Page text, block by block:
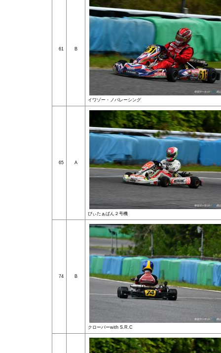
61 B
イワゾー・ノバレーシング
65 A
ぴぃたぁぱん２号機
74 B
クローバーwith S.R.C